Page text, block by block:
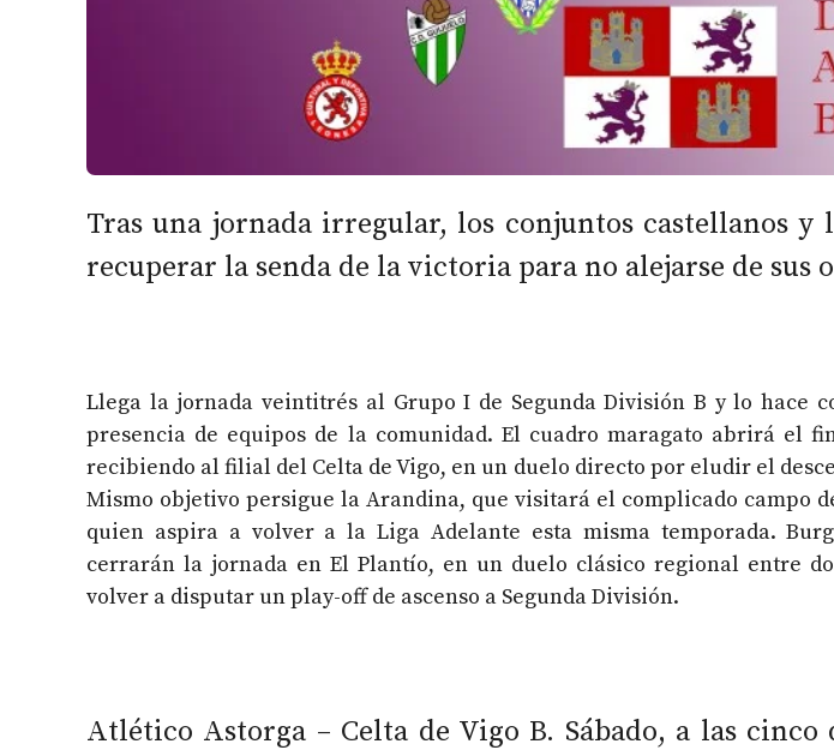
Tras una jornada irregular, los conjuntos castellanos y
recuperar la senda de la victoria para no alejarse de sus
Llega la jornada veintitrés al Grupo I de Segunda División B y lo hace
presencia de equipos de la comunidad. El cuadro maragato abrirá el
recibiendo al filial del Celta de Vigo, en un duelo directo por eludir el
Mismo objetivo persigue la Arandina, que visitará el complicado campo
quien aspira a volver a la Liga Adelante esta misma temporada.
cerrarán la jornada en El Plantío, en un duelo clásico regional entre
volver a disputar un play-off de ascenso a Segunda División.
Atlético Astorga – Celta de Vigo B. Sábado, a las cinco